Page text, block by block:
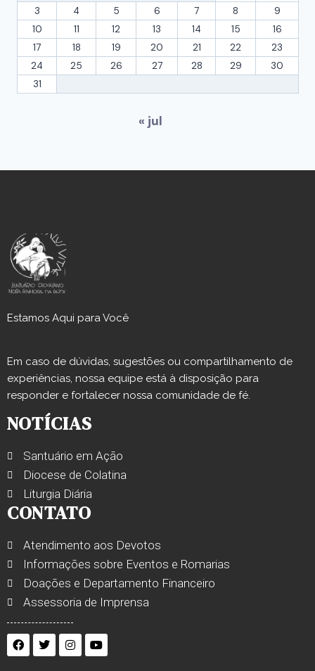
3
4 5 6 7 8
9
10
11 12 13 14 15
16
17
18 19 20 21 22
23
24
25 26 27 28 29
30
31
« jul
Estamos Aqui para Você
Em caso de dúvidas, sugestões ou compartilhamento de
experiências, nossa equipe está à disposição para
responder e fortalecer nossa comunidade de fé.
NOTÍCIAS
Santuário em Ação
Diocese de Colatina
Liturgia Diária
CONTATO
Atendimento aos Devotos
Informações sobre Eventos e Romarias
Doações e Departamento Financeiro
Assessoria de Imprensa